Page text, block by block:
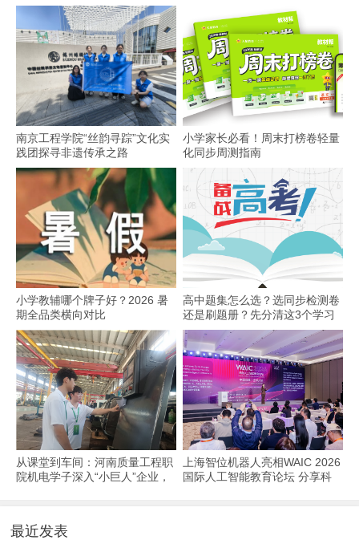
南京工程学院“丝韵寻踪”文化实
践团探寻非遗传承之路
小学家长必看！周末打榜卷轻量
化同步周测指南
小学教辅哪个牌子好？2026 暑
期全品类横向对比
高中题集怎么选？选同步检测卷
还是刷题册？先分清这3个学习
场景
从课堂到车间：河南质量工程职
院机电学子深入“小巨人”企业，
上海智位机器人亮相WAIC 2026
国际人工智能教育论坛 分享科
最近发表